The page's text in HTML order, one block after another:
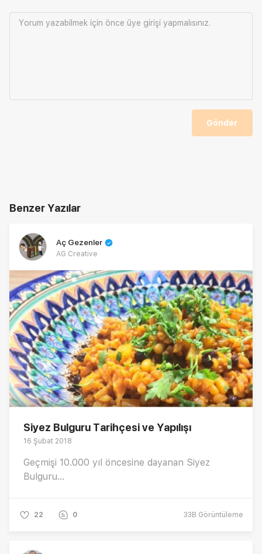
Yorum yazabilmek için önce üye girişi yapmalısınız.
Gönder
Benzer Yazılar
Aç Gezenler
AG Creative
Siyez Bulguru Tarihçesi ve Yapılışı
16 Şubat 2018
Geçmişi 10.000 yıl öncesine dayanan Siyez
Bulguru...
22 0 33B Görüntüleme